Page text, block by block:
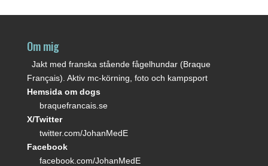
Om mig
Jakt med franska stående fågelhundar (Braque
Français). Aktiv mc-körning, foto och kampsport
Hemsida om dogs
braquefrancais.se
X/Twitter
twitter.com/JohanMedE
Facebook
facebook.com/JohanMedE